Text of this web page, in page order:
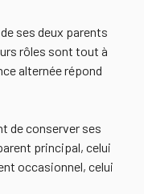
ses deux parents
rôles sont tout à
alternée répond
de conserver ses
principal, celui
occasionnel, celui